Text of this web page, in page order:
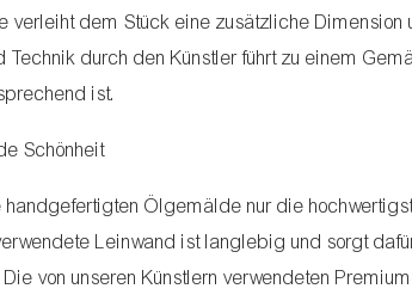
verleiht dem Stück eine zusätzliche
durch den Künstler führt zu einem
ist.
Schönheit
Ölgemälde nur die
Leinwand ist langlebig und sorgt
von unseren Künstlern verwendeten